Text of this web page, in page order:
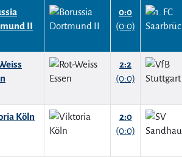
II
0:0
(0:0)
2:2
(0:0)
Köln
2:0
(0:0)